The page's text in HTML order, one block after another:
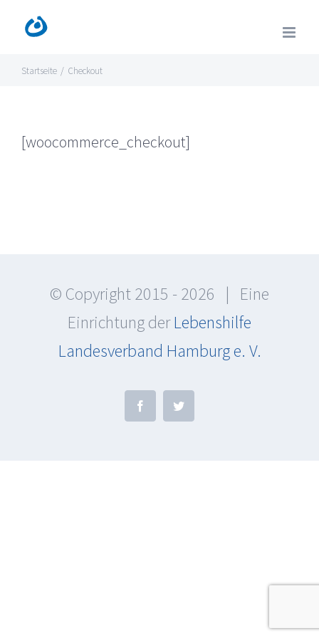
Inhalt
springen
Startseite / Checkout
[woocommerce_checkout]
© Copyright 2015 -2026 | Eine
Einrichtung derLebenshilfe
Landesverband Hamburg e. V.
FacebookTwitter